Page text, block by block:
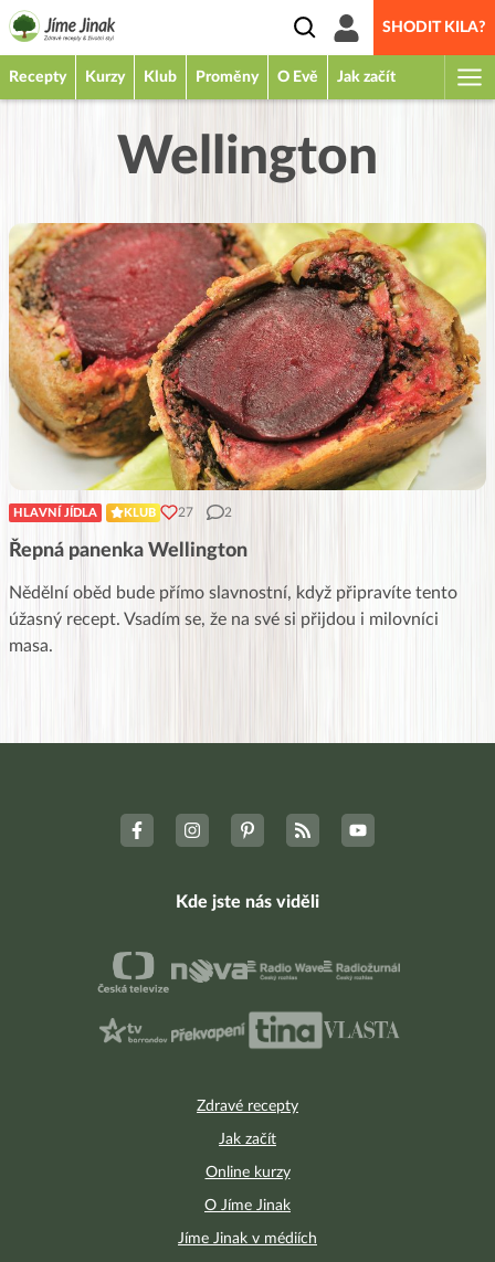
SHODIT KILA?
Recepty Kurzy Klub Proměny O Evě Jak začít
Wellington
HLAVNÍ JÍDLA KLUB 27 2
Řepná panenka Wellington
Nědělní oběd bude přímo slavnostní, když připravíte tento
úžasný recept. Vsadím se, že na své si přijdou i milovníci
masa.
Zdravé recepty
Jak začít
Online kurzy
O Jíme Jinak
Jíme Jinak v médiích
Kde jste nás viděli